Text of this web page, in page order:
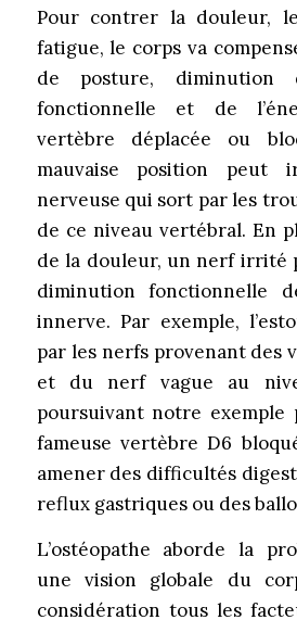
Pour contrer la douleur,
fatigue, le corps va
de posture, diminution
fonctionnelle et de
vertèbre déplacée ou
mauvaise position peut
nerveuse qui sort par les
de ce niveau vertébral. En
de la douleur, un nerf irrité
diminution fonctionnelle
innerve. Par exemple,
par les nerfs provenant des
et du nerf vague au
poursuivant notre exemple
fameuse vertèbre D6
amener des difficultés
reflux gastriques ou des
L’ostéopathe aborde la
une vision globale du
considération tous les